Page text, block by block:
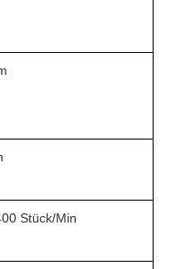
0 Stück/Min